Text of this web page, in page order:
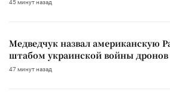
45 минут назад
Медведчук назвал американскую
штабом украинской войны дронов
47 минут назад